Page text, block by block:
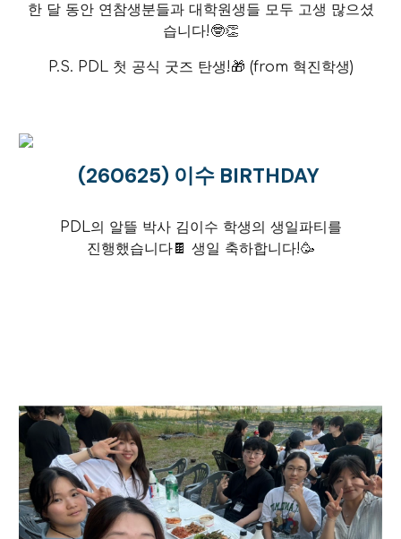
한 달 동안 연참생분들과 대학원생들 모두 고생 많으셨
습니다!🤓👏
P.S. PDL 첫 공식 굿즈 탄생!🎁 (from 혁진학생)
(260625) 이수BIRTHDAY
PDL의 알뜰 박사 김이수 학생의 생일파티를
진행했습니다🍫 생일 축하합니다!🥳